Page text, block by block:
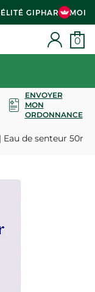
GIPHAR & MOI
0
ENVOYER
MON
ORDONNANCE
Eau de senteur 50ml